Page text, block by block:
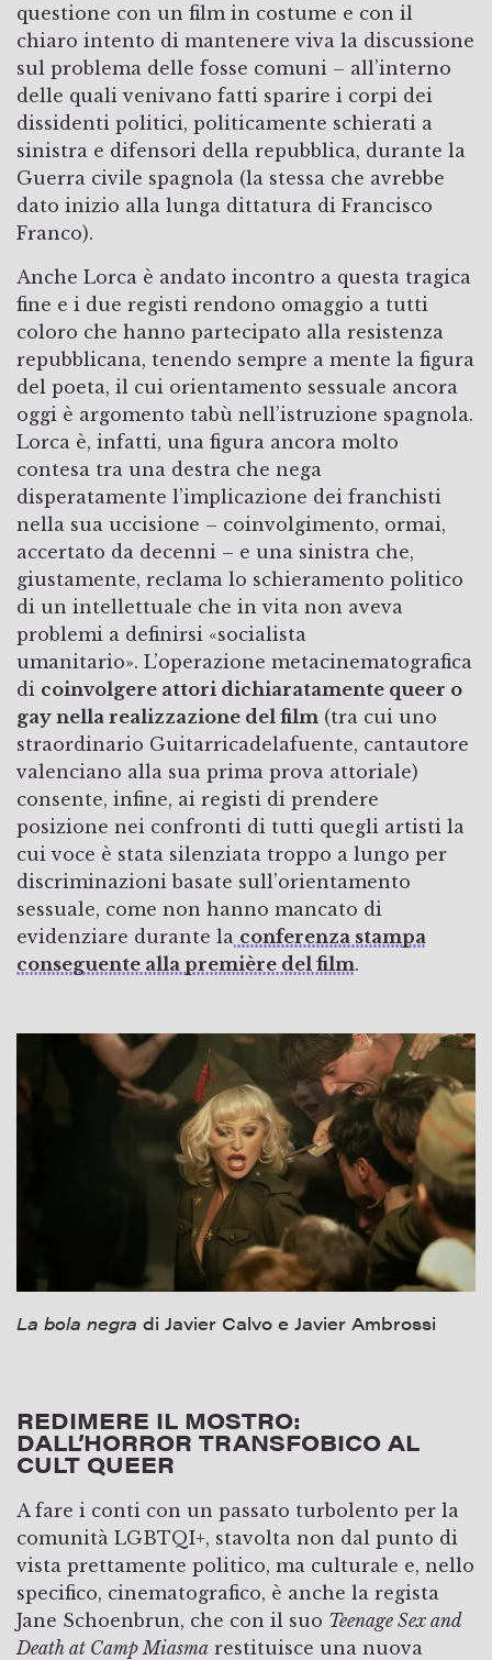
questione con un film in costume e con il
chiaro intento di mantenere viva la discussione
sul problema delle fosse comuni – all’interno
delle quali venivano fatti sparire i corpi dei
dissidenti politici, politicamente schierati a
sinistra e difensori della repubblica, durante la
Guerra civile spagnola (la stessa che avrebbe
dato inizio alla lunga dittatura di Francisco
Franco).
Anche Lorca è andato incontro a questa tragica
fine e i due registi rendono omaggio a tutti
coloro che hanno partecipato alla resistenza
repubblicana, tenendo sempre a mente la figura
del poeta, il cui orientamento sessuale ancora
oggi è argomento tabù nell’istruzione spagnola.
Lorca è, infatti, una figura ancora molto
contesa tra una destra che nega
disperatamente l’implicazione dei franchisti
nella sua uccisione – coinvolgimento, ormai,
accertato da decenni – e una sinistra che,
giustamente, reclama lo schieramento politico
di un intellettuale che in vita non aveva
problemi a definirsi «socialista
umanitario». L’operazione metacinematografica
di coinvolgere attori dichiaratamente queer o
gay nella realizzazione del film (tra cui uno
straordinario Guitarricadelafuente, cantautore
valenciano alla sua prima prova attoriale)
consente, infine, ai registi di prendere
posizione nei confronti di tutti quegli artisti la
cui voce è stata silenziata troppo a lungo per
discriminazioni basate sull’orientamento
sessuale, come non hanno mancato di
evidenziare durante la conferenza stampa
conseguente alla première del film.
La bola negra di Javier Calvo e Javier Ambrossi
REDIMERE IL MOSTRO:
DALL’HORROR TRANSFOBICO AL
CULT QUEER
A fare i conti con un passato turbolento per la
comunità LGBTQI+, stavolta non dal punto di
vista prettamente politico, ma culturale e, nello
specifico, cinematografico, è anche la regista
Jane Schoenbrun, che con il suo Teenage Sex and
Death at Camp Miasma restituisce una nuova